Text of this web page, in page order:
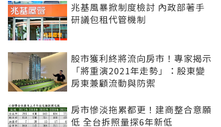
兆基風暴掀制度檢討 內政部著手
研議包租代管機制
股市獲利終將流向房市！專家揭示
「將重演2021年走勢」：股東變
房東兼顧流動與防禦
房市慘淡拖累都更！建商整合意願
低 全台拆照量探6年新低